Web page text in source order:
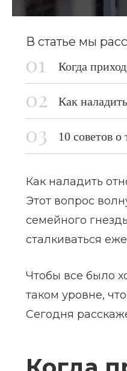
В статье мы
Когда
Как
10 советов
Как наладить
Этот вопрос
семейного
сталкиваться
Чтобы все было
таком уровне,
Сегодня